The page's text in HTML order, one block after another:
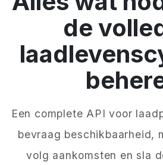
de
Een complete API voor
bevraag beschikbaarheid,
volg aankomsten en sla